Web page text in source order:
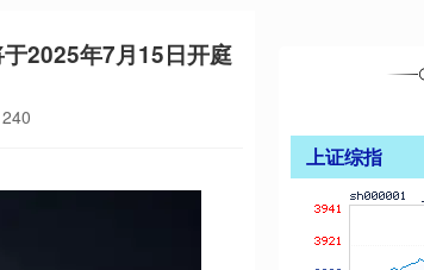
2025年7月15日开庭
上证综指